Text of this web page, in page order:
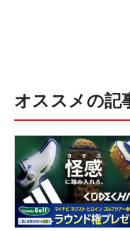
オススメの記